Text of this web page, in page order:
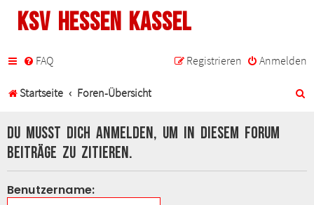
KSV Hessen Kassel
FAQ Anmelden
Registrieren
Startseite Foren-Übersicht
Du musst dich anmelden, um in diesem Forum
Beiträge zu zitieren.
Benutzername: